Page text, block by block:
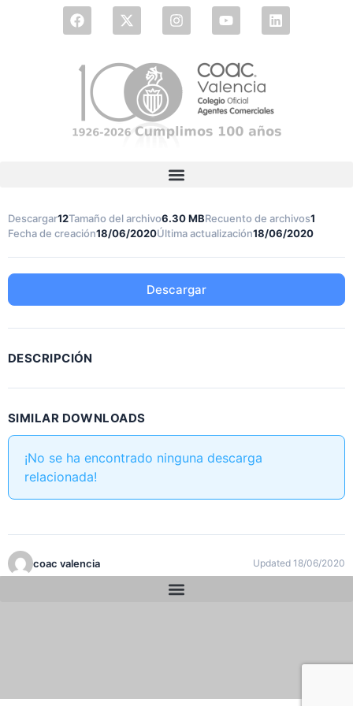
Descargar12Tamaño del archivo6.30 MBRecuento de archivos1
Fecha de creación18/06/2020Última actualización18/06/2020
Descargar
DESCRIPCIÓN
SIMILAR DOWNLOADS
¡No se ha encontrado ninguna descarga
relacionada!
coac valencia Updated 18/06/2020